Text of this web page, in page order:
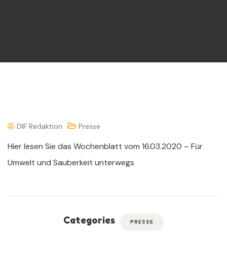
DIF Redaktion Presse
Hier lesen Sie das Wochenblatt vom 16.03.2020 – Für
Umwelt und Sauberkeit unterwegs
Categories PRESSE